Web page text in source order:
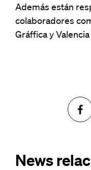
Además están
colaboradores
Gráffica y Valencia
News